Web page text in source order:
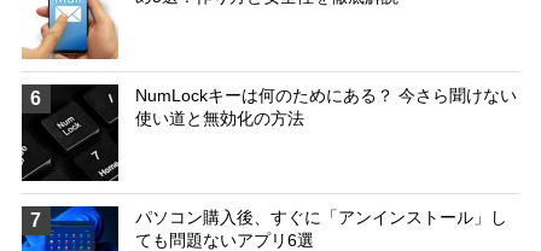
6
NumLockキーは何のためにある？ 今さら聞けない
使い道と無効化の方法
7
パソコン購入後、すぐに「アンインストール」し
ても問題ないアプリ6選